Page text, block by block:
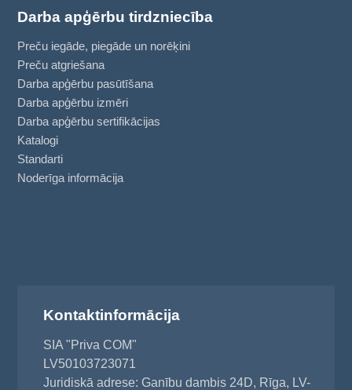
Darba apģērbu tirdzniecība
Preču iegāde, piegāde un norēķini
Preču atgriešana
Darba apģērbu pasūtīšana
Darba apģērbu izmēri
Darba apģērbu sertifikācijas
Katalogi
Standarti
Noderīga informācija
Kontaktinformācija
SIA "Priva COM"
LV50103723071
Juridiskā adrese: Ganību dambis 24D, Rīga, LV-